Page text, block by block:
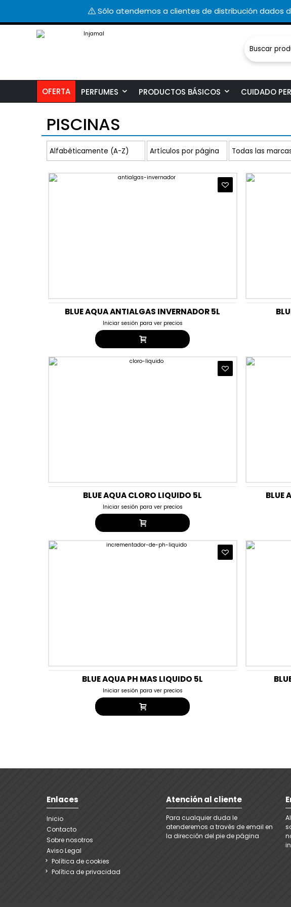
Sólo atendemos a clientes de distribución dados
OFERTA PERFUMES PRODUCTOS BÁSICOS CUIDADO
PISCINAS
BLUE AQUA ANTIALGAS INVERNADOR 5L
Iniciar sesión para ver precios
BLUE AQUA CLORO LIQUIDO 5L
Iniciar sesión para ver precios
BLUE
BLUE AQUA PH MAS LIQUIDO 5L
Iniciar sesión para ver precios
Enlaces
Inicio
Contacto
Sobre nosotros
Aviso Legal
Política de cookies
Política de privacidad
Atención al cliente
Para cualquier duda le
atenderemos a través de email en
la dirección del pie de página